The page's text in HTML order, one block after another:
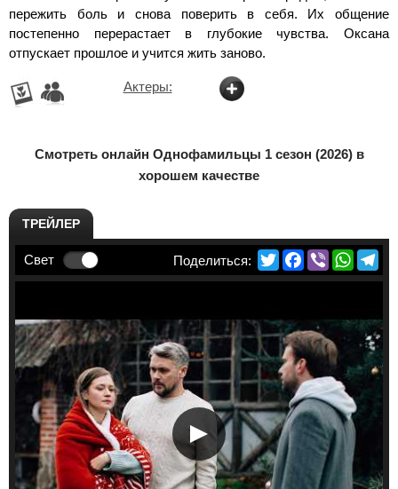
пережить боль и снова поверить в себя. Их общение
постепенно перерастает в глубокие чувства. Оксана
отпускает прошлое и учится жить заново.
Актеры:
Смотреть онлайн Однофамильцы 1 сезон (2026) в
хорошем качестве
ТРЕЙЛЕР
Свет TwitterFacebook
Viber